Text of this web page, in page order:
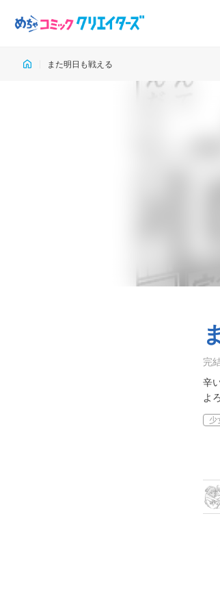
また明日も戦える
完
辛
少